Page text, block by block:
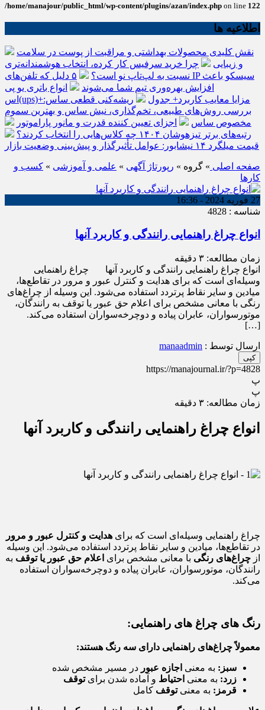
/home/manajour/public_html/wp-content/plugins/azan/index.php on line 122
اطلاعیه ها
نقش کلیدی محصولات بهداشتی و مراقبت از پوست در سلامت
و زیبایی
چرا خرید سرفیس کار کرده، انتخاب هوشمندانه‌تری
نسبت به لپ‌تاپ نو است؟
۵ دلیل که تلفن‌های IP سیسکو باعث
افزایش بهره‌وری تیم شما می‌شوند
انواع باتری یو پی
اس(ups)+مزایا معایب کاربرد+ جدول
ریشه‌کنی قطعی ساس:
بررسی روش‌های طبیعی، تخم‌گذاری، نیش ساس و بهترین سموم
مخصوص ساس
اجزای تعیین کننده قدرت و مانور پاراموتور
رتبه‌های برتر تیزهوشان ۱۴۰۴ چه کلاس‌هایی را انتخاب کردند؟
قیمت میلگرد ۱۴ نیشابور: عوامل تأثیرگذار و پیش‌بینی وضعیت بازار
صفحه اصلی » گروه » رپورتاژ آگهی » علمی و آموزشی » کسب و
کارها
27 فوریه 2024 - 16:36
شناسه : 4828
انواع چراغ راهنمایی رانندگی و کاربرد آنها
زمان مطالعه: ۳ دقیقه
انواع چراغ راهنمایی رانندگی و کاربرد آنها چراغ راهنمایی
وسیله‌ای است که برای هدایت و کنترل عبور و مرور در تقاطع‌ها،
میادین و سایر نقاط پرتردد استفاده می‌شود. این وسیله از چراغ‌های
رنگی با معانی مشخص برای اعلام حق عبور یا توقف به رانندگان،
موتورسواران، عابران پیاده و دوچرخه‌سواران استفاده می‌کند.
[…]
ارسال توسط : manaadmin
کپی
https://manajournal.ir/?p=4828
پ
پ
زمان مطالعه: ۳ دقیقه
انواع چراغ راهنمایی رانندگی و کاربرد آنها
چراغ راهنمایی وسیله‌ای است که برای هدایت و کنترل عبور و مرور
در تقاطع‌ها، میادین و سایر نقاط پرتردد استفاده می‌شود. این وسیله
از چراغ‌های رنگی با معانی مشخص برای اعلام حق عبور یا توقف به
رانندگان، موتورسواران، عابران پیاده و دوچرخه‌سواران استفاده
می‌کند.
رنگ های چراغ های راهنمایی:
معمولاً چراغ‌های راهنمایی دارای سه رنگ هستند:
سبز: به معنی اجازه عبور در مسیر مشخص شده
زرد: به معنی احتیاط و آماده شدن برایتوقف
قرمز: به معنیتوقف کامل